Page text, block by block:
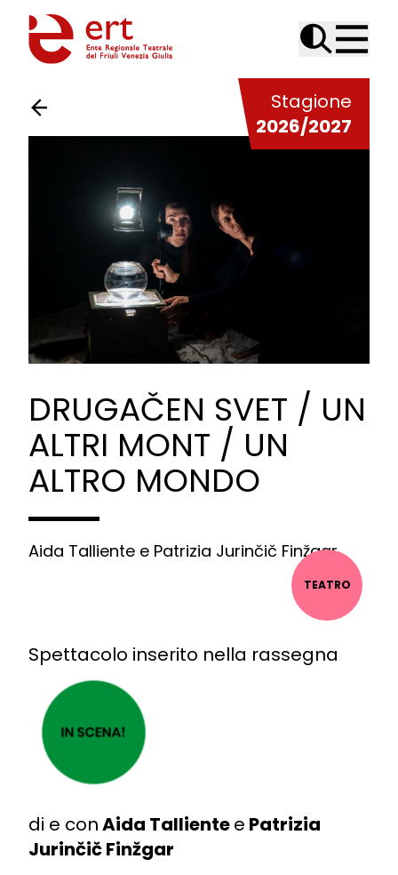
Skip to content
DRUGAČEN SVET / UN
ALTRI MONT / UN
ALTRO MONDO
Aida Talliente e Patrizia Jurinčič Finžgar
Stagione
2026/2027
TEATRO
Spettacolo inserito nella rassegna
di e conAida Tallientee Patrizia
Jurinčič Finžgar